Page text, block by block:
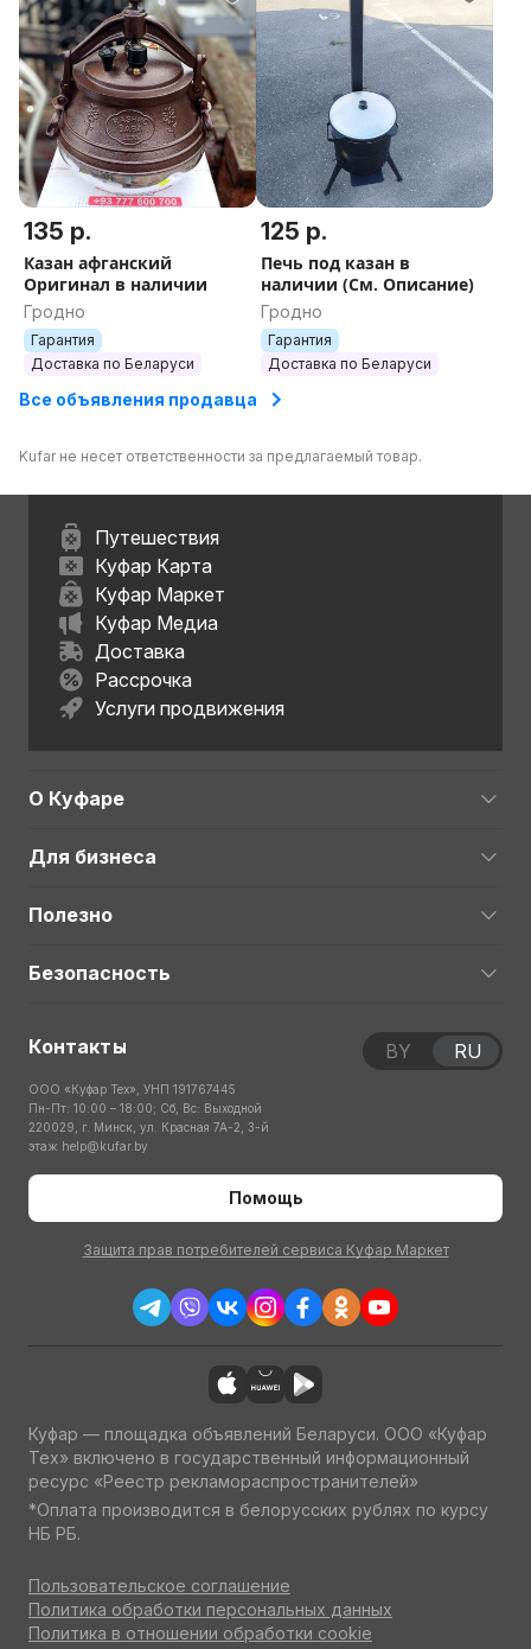
135 р.
Казан афганский
Оригинал в наличии
Гродно
Гарантия
Доставка по Беларуси
125 р.
Печь под казан в
наличии (См. Описание)
Гродно
Гарантия
Доставка по Беларуси
Все объявления продавца
Kufar не несет ответственности за предлагаемый товар.
Путешествия
Куфар Карта
Куфар Маркет
Куфар Медиа
Доставка
Рассрочка
Услуги продвижения
О Куфаре
Для бизнеса
Полезно
Безопасность
Контакты
ООО «Куфар Тех», УНП 191767445
Пн-Пт: 10:00 – 18:00; Сб, Вс: Выходной
220029, г. Минск, ул. Красная 7А-2, 3-й
этаж help@kufar.by
Помощь
Защита прав потребителей сервиса Куфар Маркет
BY RU
Куфар — площадка объявлений Беларуси. ООО «Куфар
Тех» включено в государственный информационный
ресурс «Реестр рекламораспространителей»
*Оплата производится в белорусских рублях по курсу
НБ РБ.
Пользовательское соглашение
Политика обработки персональных данных
Политика в отношении обработки cookie